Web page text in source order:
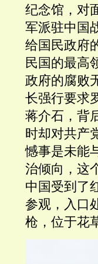
纪念馆，对
军派驻中国
给国民政府
民国的最高
政府的腐败
长强行要求
蒋介石，背
时却对共产
憾事是未能
治倾向，这
中国受到了
参观，入口
枪，位于花